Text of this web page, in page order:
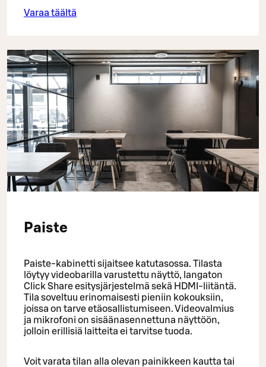
Varaa täältä
Paiste
Paiste-kabinetti sijaitsee katutasossa. Tilasta
löytyy videobarilla varustettu näyttö, langaton
Click Share esitysjärjestelmä sekä HDMI-liitäntä.
Tila soveltuu erinomaisesti pieniin kokouksiin,
joissa on tarve etäosallistumiseen. Videovalmius
ja mikrofoni on sisäänasennettuna näyttöön,
jolloin erillisiä laitteita ei tarvitse tuoda.
Voit varata tilan alla olevan painikkeen kautta tai